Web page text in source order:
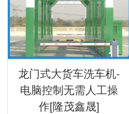
龙门式大货车洗车机-
电脑控制无需人工操
作[隆茂鑫晟]